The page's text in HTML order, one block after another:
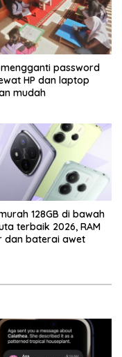
password
HP dan laptop
mudah
128GB di bawah
terbaik 2026, RAM
dan baterai awet